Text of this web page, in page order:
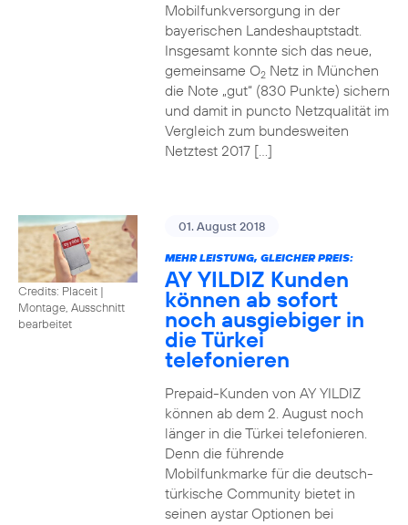
Mobilfunkversorgung in der
bayerischen Landeshauptstadt.
Insgesamt konnte sich das neue,
gemeinsame O2Netz in München
die Note „gut“ (830 Punkte) sichern
und damit in puncto Netzqualität im
Vergleich zum bundesweiten
Netztest 2017 […]
Credits: Placeit |
Montage, Ausschnitt
bearbeitet
01. August 2018
MEHR LEISTUNG, GLEICHER PREIS:
AY YILDIZ Kunden
können ab sofort
noch ausgiebiger in
die Türkei
telefonieren
Prepaid-Kunden von AY YILDIZ
können ab dem 2. August noch
länger in die Türkei telefonieren.
Denn die führende
Mobilfunkmarke für die deutsch-
türkische Community bietet in
seinen aystar Optionen bei